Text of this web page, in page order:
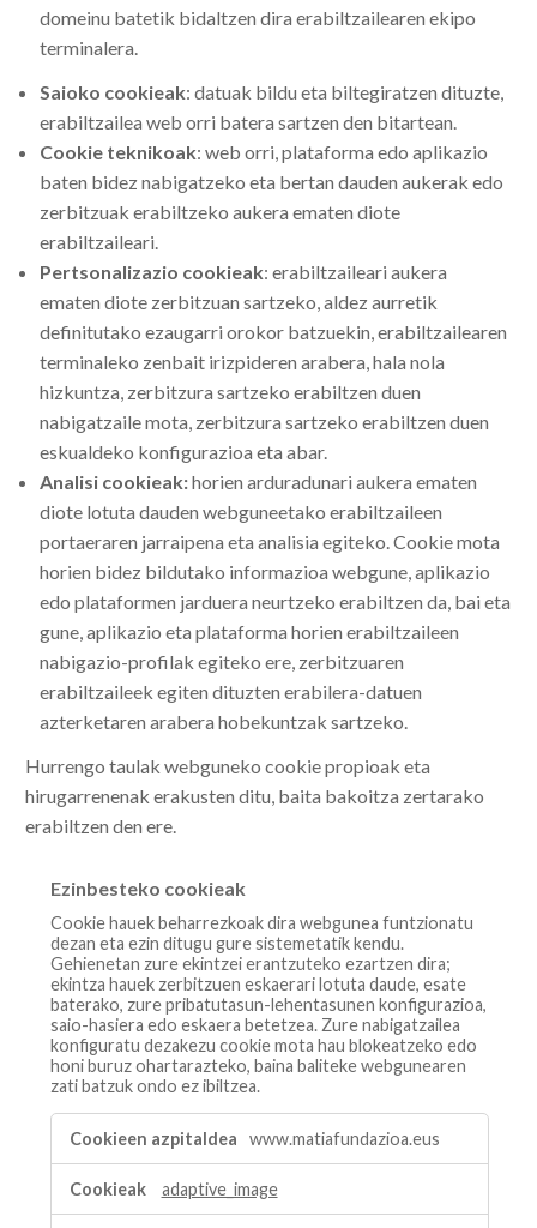
domeinu batetik bidaltzen dira erabiltzailearen ekipo
terminalera.
Saioko cookieak: datuak bildu eta biltegiratzen dituzte,
erabiltzailea web orri batera sartzen den bitartean.
Cookie teknikoak: web orri, plataforma edo aplikazio
baten bidez nabigatzeko eta bertan dauden aukerak edo
zerbitzuak erabiltzeko aukera ematen diote
erabiltzaileari.
Pertsonalizazio cookieak: erabiltzaileari aukera
ematen diote zerbitzuan sartzeko, aldez aurretik
definitutako ezaugarri orokor batzuekin, erabiltzailearen
terminaleko zenbait irizpideren arabera, hala nola
hizkuntza, zerbitzura sartzeko erabiltzen duen
nabigatzaile mota, zerbitzura sartzeko erabiltzen duen
eskualdeko konfigurazioa eta abar.
Analisi cookieak:horien arduradunari aukera ematen
diote lotuta dauden webguneetako erabiltzaileen
portaeraren jarraipena eta analisia egiteko. Cookie mota
horien bidez bildutako informazioa webgune, aplikazio
edo plataformen jarduera neurtzeko erabiltzen da, bai eta
gune, aplikazio eta plataforma horien erabiltzaileen
nabigazio-profilak egiteko ere, zerbitzuaren
erabiltzaileek egiten dituzten erabilera-datuen
azterketaren arabera hobekuntzak sartzeko.
Hurrengo taulak webguneko cookie propioak eta
hirugarrenenak erakusten ditu, baita bakoitza zertarako
erabiltzen den ere.
Ezinbesteko cookieak
Cookie hauek beharrezkoak dira webgunea funtzionatu
dezan eta ezin ditugu gure sistemetatik kendu.
Gehienetan zure ekintzei erantzuteko ezartzen dira;
ekintza hauek zerbitzuen eskaerari lotuta daude, esate
baterako, zure pribatutasun-lehentasunen konfigurazioa,
saio-hasiera edo eskaera betetzea. Zure nabigatzailea
konfiguratu dezakezu cookie mota hau blokeatzeko edo
honi buruz ohartarazteko, baina baliteke webgunearen
zati batzuk ondo ez ibiltzea.
Ezinbesteko
cookieak
www.matiafundazioa.eus
adaptive_image